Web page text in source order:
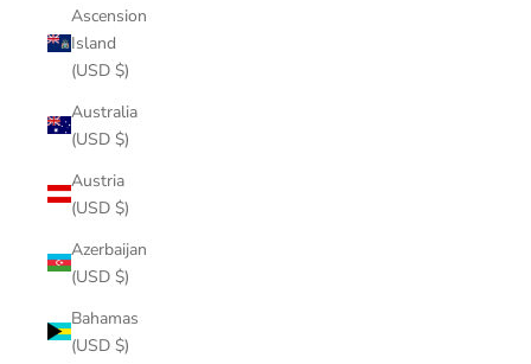
Ascension
Island
(USD $)
Australia
(USD $)
Austria
(USD $)
Azerbaijan
(USD $)
Bahamas
(USD $)